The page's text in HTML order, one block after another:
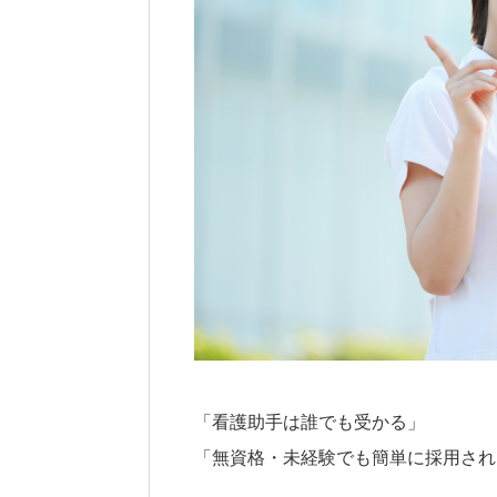
「看護助手は誰でも受かる」
「無資格・未経験でも簡単に採用さ